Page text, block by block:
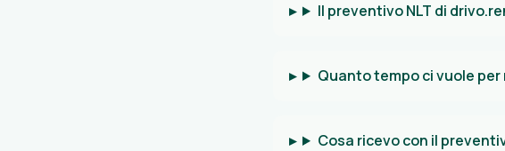
Il preventivo NLT di
Quanto tempo ci vuole
Cosa ricevo con il